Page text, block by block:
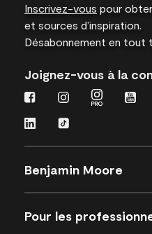
Inscrivez-vous pour
et sources d’inspiration.
Désabonnement en tout
Joignez-vous à la
Benjamin Moore
Pour les